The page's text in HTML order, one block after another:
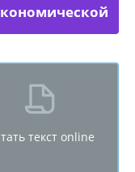
текст online